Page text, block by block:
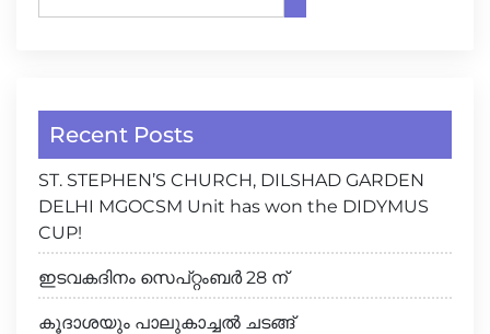
Recent Posts
ST. STEPHEN’S CHURCH, DILSHAD GARDEN
DELHI MGOCSM Unit has won the DIDYMUS
CUP!
ഇടവകദിനം സെപ്റ്റംബർ 28 ന്
കൂദാശയും പാലുകാച്ചൽ ചടങ്ങ്